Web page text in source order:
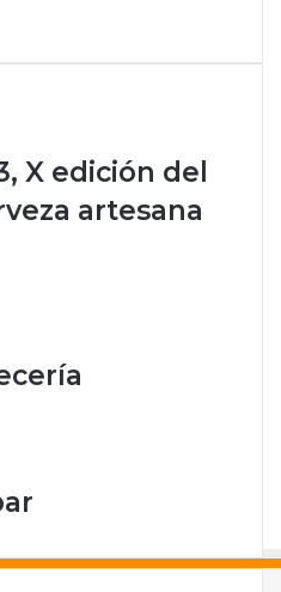
X edición del
artesana